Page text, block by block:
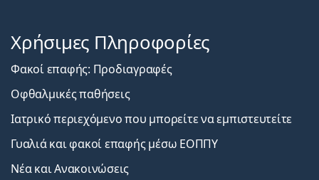
Χρήσιμες Πληροφορίες
Φακοί επαφής: Προδιαγραφές
Οφθαλμικές παθήσεις
Ιατρικό περιεχόμενο που μπορείτε να εμπιστευτείτε
Γυαλιά και φακοί επαφής μέσω ΕΟΠΠΥ
Νέα και Ανακοινώσεις